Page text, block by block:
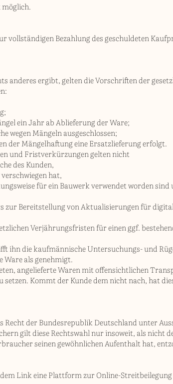
Bezahlung des geschuldeten
anderes ergibt, gelten die Vorschriften der
ein Jahr ab Ablieferung der Ware;
wegen Mängeln ausgeschlossen;
der Mängelhaftung eine Ersatzlieferung erfolgt.
und Fristverkürzungen gelten nicht
des Kunden,
hat,
für ein Bauwerk verwendet worden
zur Bereitstellung von Aktualisierungen für
Verjährungsfristen für einen ggf.
ihn die kaufmännische Untersuchungs- und
Ware als genehmigt.
angelieferte Waren mit offensichtlichen
Kommt der Kunde dem nicht nach, hat
der Bundesrepublik Deutschland unter
gilt diese Rechtswahl nur insoweit, als nicht
seinen gewöhnlichen Aufenthalt hat,
Link eine Plattform zur Online-